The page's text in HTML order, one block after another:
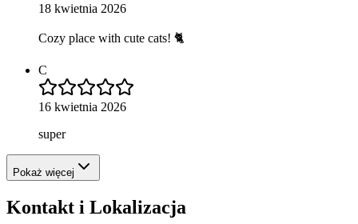
18 kwietnia 2026
Cozy place with cute cats! 🐈
C
16 kwietnia 2026
super
Pokaż więcej
Kontakt i Lokalizacja